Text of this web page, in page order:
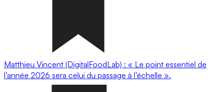
Matthieu Vincent (DigitalFoodLab) : « Le point essentiel de
l’année 2026 sera celui du passage à l’échelle ».